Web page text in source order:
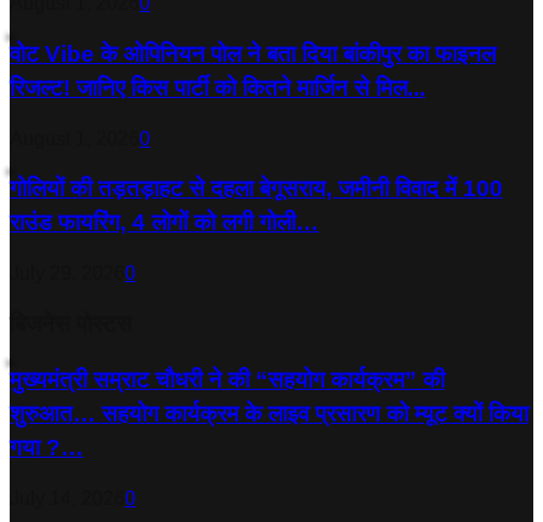
वोट Vibe के ओपिनियन पोल ने बता दिया बांकीपुर का फाइनल
रिजल्ट! जानिए किस पार्टी को कितने मार्जिन से मिल...
0
गोलियों की तड़तड़ाहट से दहला बेगूसराय, जमीनी विवाद में 100
राउंड फायरिंग, 4 लोगों को लगी गोली…
0
मुख्यमंत्री सम्राट चौधरी ने की “सहयोग कार्यक्रम” की
शुरुआत… सहयोग कार्यक्रम के लाइव प्रसारण को म्यूट क्यों किया
गया ?…
0